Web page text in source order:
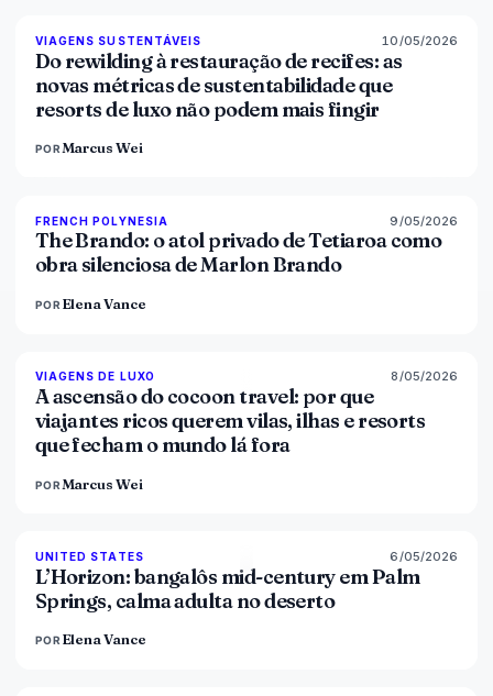
86% 81
VIAGENS SUSTENTÁVEIS 10/05/2026
Do rewilding à restauração de recifes: as
novas métricas de sustentabilidade que
resorts de luxo não podem mais fingir
POR Marcus Wei
% 51
FRENCH POLYNESIA 9/05/2026
The Brando: o atol privado de Tetiaroa como
obra silenciosa de Marlon Brando
POR Elena Vance
% 81
VIAGENS DE LUXO 8/05/2026
A ascensão do cocoon travel: por que
viajantes ricos querem vilas, ilhas e resorts
que fecham o mundo lá fora
POR Marcus Wei
% 68
UNITED STATES 6/05/2026
L’Horizon: bangalôs mid-century em Palm
Springs, calma adulta no deserto
POR Elena Vance